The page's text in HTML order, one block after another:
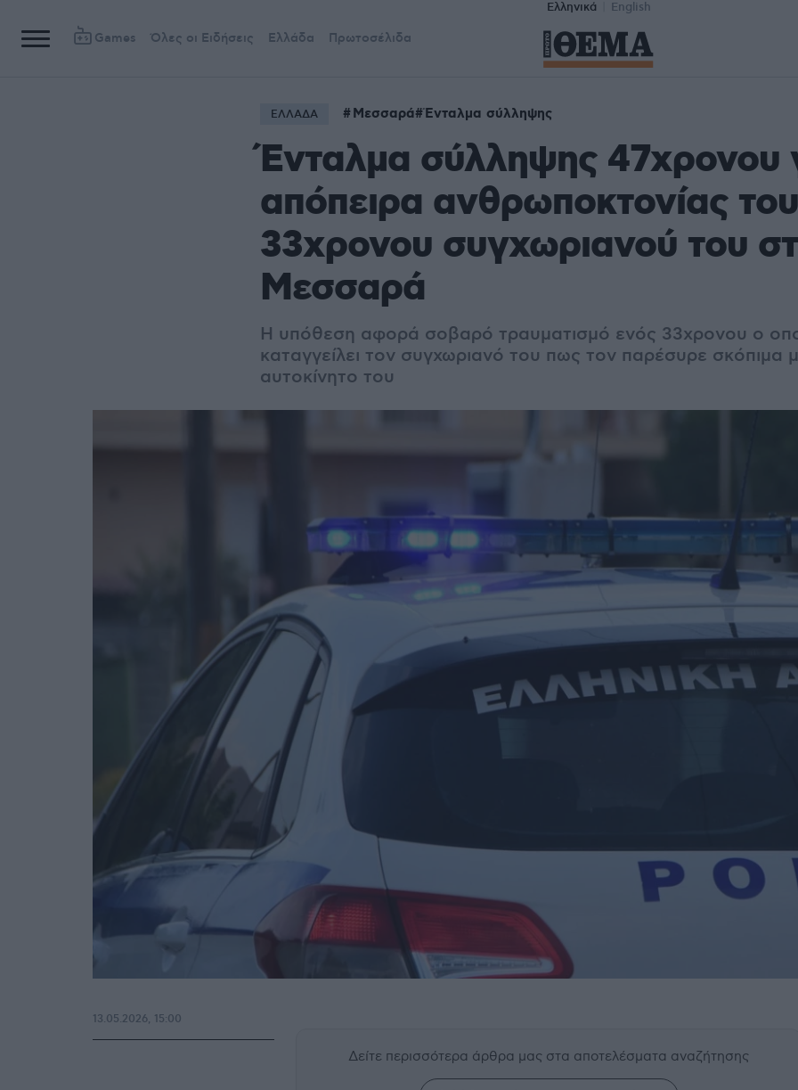
Ελληνικά English
Games Όλες οι Ειδήσεις Ελλάδα Πρωτοσέλιδα
ΕΛΛΑΔΑ Μεσσαρά Ένταλμα σύλληψης
Ένταλμα σύλληψης 47χρονου
απόπειρα ανθρωποκτονίας του
33χρονου συγχωριανού του
Μεσσαρά
Η υπόθεση αφορά σοβαρό τραυματισμό ενός 33χρονου ο
καταγγείλει τον συγχωριανό του πως τον παρέσυρε σκόπιμα
αυτοκίνητο του
Δείτε περισσότερα άρθρα μας στα αποτελέσματα αναζήτησης
13.05.2026, 15:00